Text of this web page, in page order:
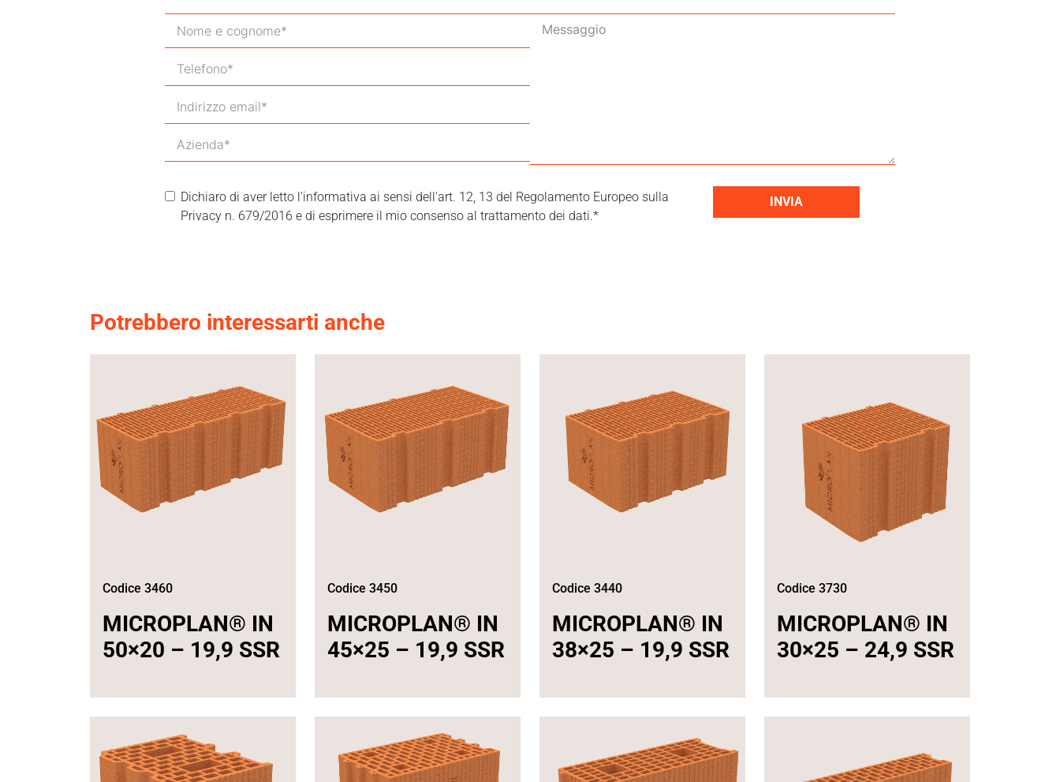
Dichiaro di aver letto l'informativa ai sensi dell'art. 12, 13 del Regolamento Europeo sulla
Privacy n. 679/2016 e di esprimere il mio consenso al trattamento dei dati.*
INVIA
Potrebbero interessarti anche
Codice 3460
MICROPLAN® IN
50×20 – 19,9 SSR
Codice 3450
MICROPLAN® IN
45×25 – 19,9 SSR
Codice 3440
MICROPLAN® IN
38×25 – 19,9 SSR
Codice 3730
MICROPLAN® IN
30×25 – 24,9 SSR